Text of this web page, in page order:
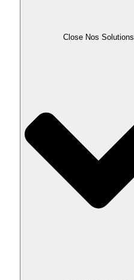
Close Nos Solutions